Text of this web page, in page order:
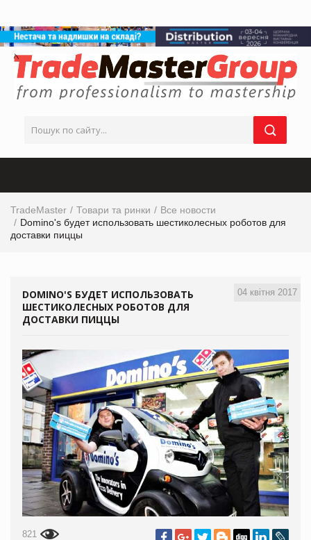
TradeMaster Товари та ринки
Все новости
Domino's будет использовать шестиколесных роботов для
доставки пиццы
04 квітня 2017
DOMINO'S БУДЕТ ИСПОЛЬЗОВАТЬ
ШЕСТИКОЛЕСНЫХ РОБОТОВ ДЛЯ
ДОСТАВКИ ПИЦЦЫ
821